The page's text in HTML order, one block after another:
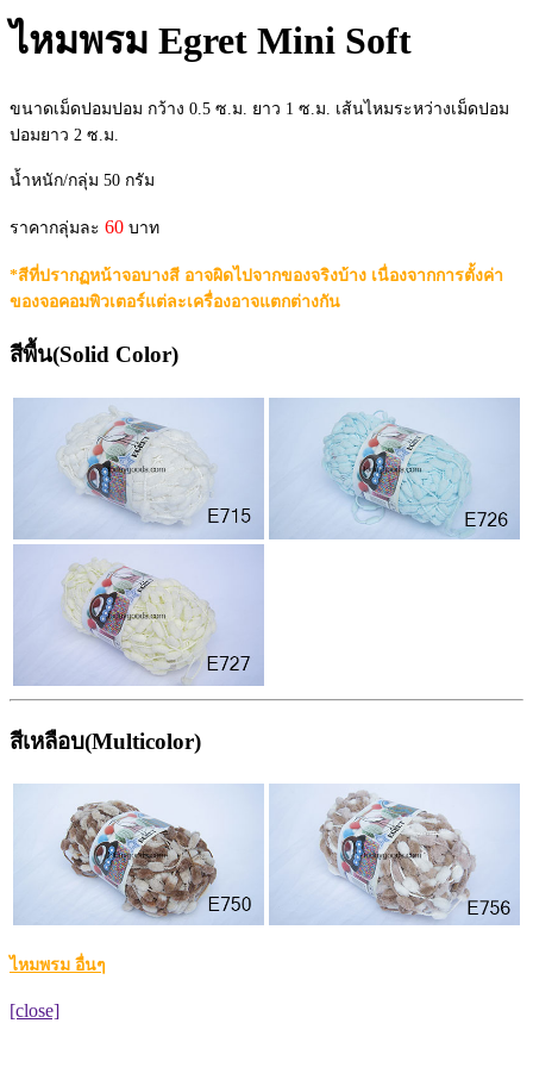
ไหมพรม Egret Mini Soft
ขนาดเม็ดปอมปอม กว้าง 0.5 ซ.ม. ยาว 1 ซ.ม. เส้นไหมระหว่างเม็ดปอม
ปอมยาว 2 ซ.ม.
น้ำหนัก/กลุ่ม 50 กรัม
ราคากลุ่มละ 60 บาท
*สีที่ปรากฏหน้าจอบางสี อาจผิดไปจากของจริงบ้าง เนื่องจากการตั้งค่า
ของจอคอมพิวเตอร์แต่ละเครื่องอาจแตกต่างกัน
สีพื้น(Solid Color)
สีเหลือบ(Multicolor)
ไหมพรม อื่นๆ
[close]